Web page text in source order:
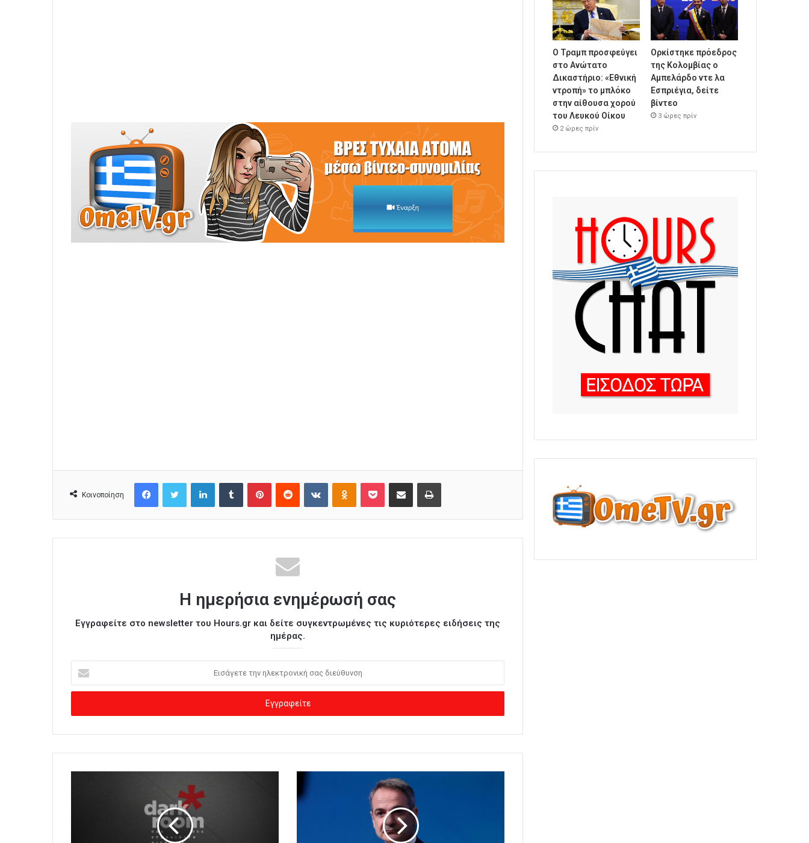
Κοινοποίηση
Η ημερήσια ενημέρωσή σας
Εγγραφείτε στο newsletter του Hours.gr και δείτε συγκεντρωμένες τις κυριότερες ειδήσεις της
ημέρας.
σ
γ
ε
Ο Τραμπ προσφεύγει
στο Ανώτατο
Δικαστήριο: «Εθνική
ντροπή» το μπλόκο
στην αίθουσα χορού
του Λευκού Οίκου
2 ώρες πρίν
Ορκίστηκε πρόεδρος
της Κολομβίας ο
Αμπελάρδο ντε λα
Εσπριέγια, δείτε
βίντεο
3 ώρες πρίν